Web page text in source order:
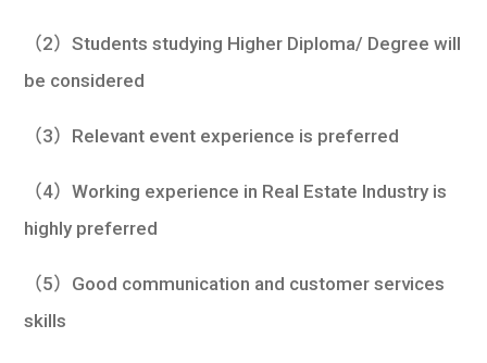
（2）Students studying Higher Diploma/ Degree will
be considered
（3）Relevant event experience is preferred
（4）Working experience in Real Estate Industry is
highly preferred
（5）Good communication and customer services
skills